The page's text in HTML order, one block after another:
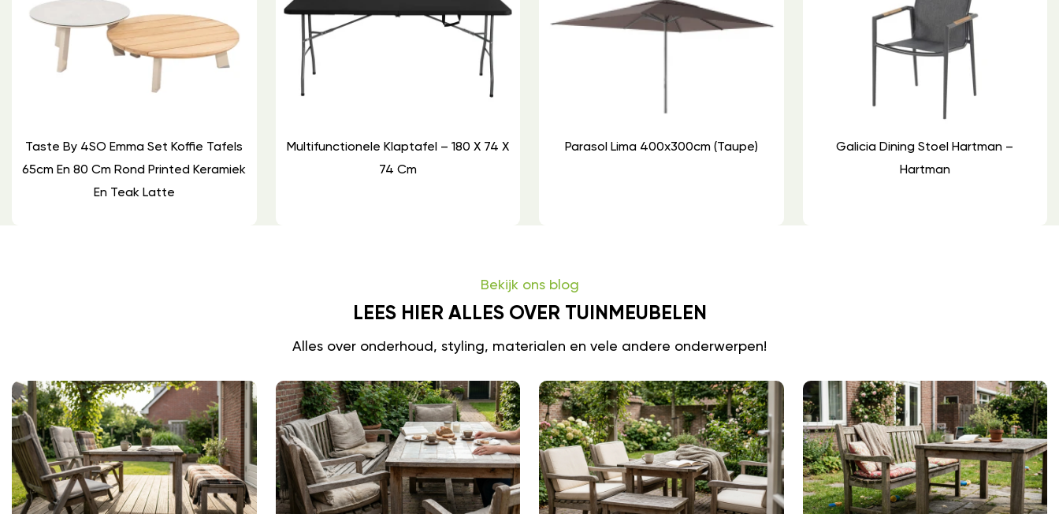
Taste By 4SO Emma Set Koffie Tafels
65cm En 80 Cm Rond Printed Keramiek
En Teak Latte
Multifunctionele Klaptafel – 180 X 74 X
74 Cm
Parasol Lima 400x300cm (Taupe)
Galicia Dining Stoel Hartman –
Hartman
Bekijk ons blog
LEES HIER ALLES OVER TUINMEUBELEN
Alles over onderhoud, styling, materialen en vele andere onderwerpen!